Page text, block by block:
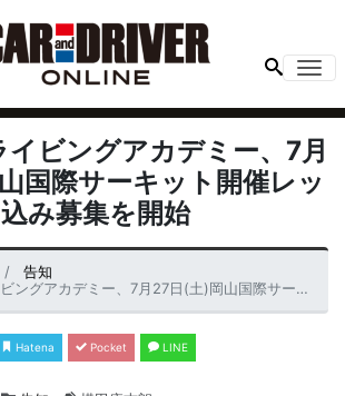
ビングアカデミー、7月
国際サーキット開催レッ
み募集を開始
告知
デミー、7月27日(土)岡山国際サーキット開催レッスンの申し込み募集を開始
Hatena Pocket LINE